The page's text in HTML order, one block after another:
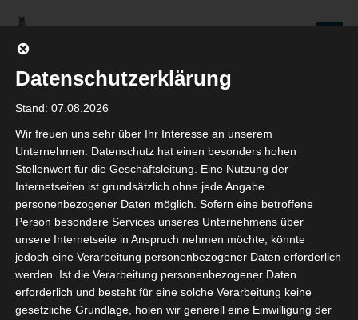
springen
Seniorenredaktion
Wolfenbüttel
WIR WERDEN NICHT NUR ÄLTER, WIR WERDEN AUCH IMMER BESSER!
Monat: August 2020
Der Verein Jahreszeiten in
Wolfenbüttel stellt sich vor
11. AUGUST 2020
SENIOR DETLEF
Datenschutzerklärung
Stand: 07.08.2026
Wir freuen uns sehr über Ihr Interesse an unserem
Unternehmen. Datenschutz hat einen besonders hohen
Stellenwert für die Geschäftsleitung. Eine Nutzung der
Internetseiten ist grundsätzlich ohne jede Angabe
personenbezogener Daten möglich. Sofern eine betroffene
Person besondere Services unseres Unternehmens über
unsere Internetseite in Anspruch nehmen möchte, könnte
jedoch eine Verarbeitung personenbezogener Daten erforderlich
werden. Ist die Verarbeitung personenbezogener Daten
erforderlich und besteht für eine solche Verarbeitung keine
gesetzliche Grundlage, holen wir generell eine Einwilligung der